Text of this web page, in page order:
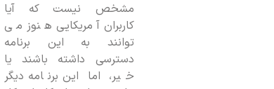
مشخص نیست که آیا
کاربران آمریکایی هنوز می
توانند به این برنامه
دسترسی داشته باشند یا
خیر، اما این برنامه دیگر